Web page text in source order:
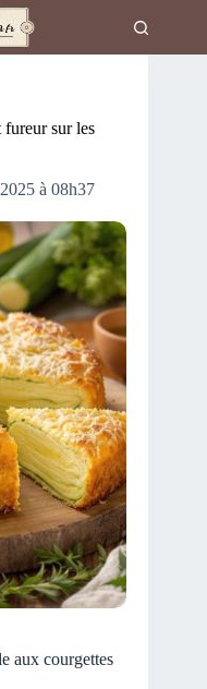
fureur sur les
à 08h37
aux courgettes